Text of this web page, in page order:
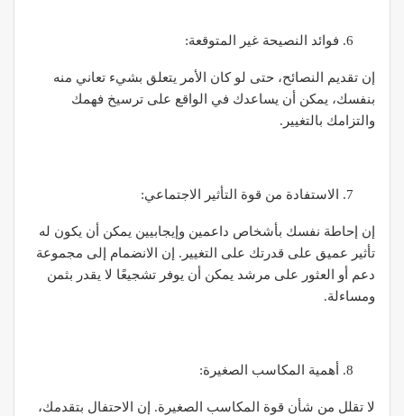
فوائد النصيحة غير المتوقعة:
إن تقديم النصائح، حتى لو كان الأمر يتعلق بشيء تعاني منه
بنفسك، يمكن أن يساعدك في الواقع على ترسيخ فهمك
والتزامك بالتغيير.
الاستفادة من قوة التأثير الاجتماعي:
إن إحاطة نفسك بأشخاص داعمين وإيجابيين يمكن أن يكون له
تأثير عميق على قدرتك على التغيير. إن الانضمام إلى مجموعة
دعم أو العثور على مرشد يمكن أن يوفر تشجيعًا لا يقدر بثمن
ومساءلة.
أهمية المكاسب الصغيرة:
لا تقلل من شأن قوة المكاسب الصغيرة. إن الاحتفال بتقدمك،